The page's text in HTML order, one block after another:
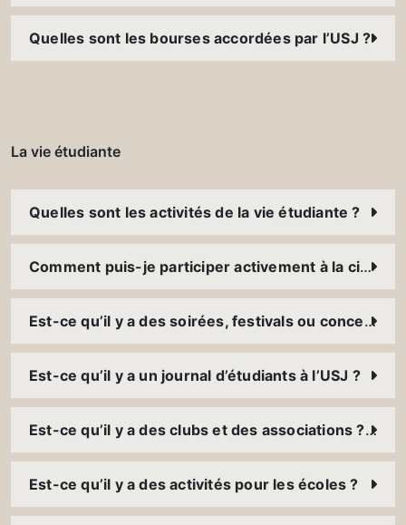
Quelles sont les bourses accordées par l’USJ ?
La vie étudiante
Quelles sont les activités de la vie étudiante ?
Comment puis-je participer activement à la citoyenneté ?
Est-ce qu’il y a des soirées, festivals ou concerts à l’USJ ?
Est-ce qu’il y a un journal d’étudiants à l’USJ ?
Est-ce qu’il y a des clubs et des associations ? Comment puis-je y participer ?
Est-ce qu’il y a des activités pour les écoles ?